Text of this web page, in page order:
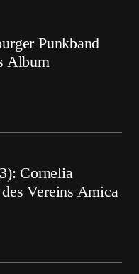
Punkband
Album
Cornelia
Vereins Amica